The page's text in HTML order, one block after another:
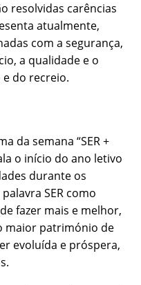
resolvidas carências
atualmente,
com a segurança,
a qualidade e o
do recreio.
da semana “SER +
o início do ano letivo
durante os
SER como
fazer mais e melhor,
maior património de
evoluída e próspera,